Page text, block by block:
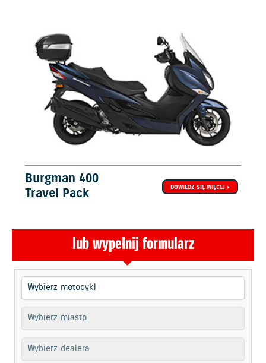
Burgman 400
Travel Pack
DOWIEDZ SIĘ WIĘCEJ
lub wypełnij formularz